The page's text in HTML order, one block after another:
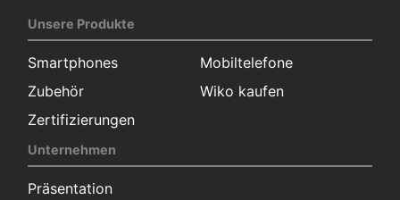
Unsere Produkte
Smartphones
Mobiltelefone
Zubehör
Wiko kaufen
Zertifizierungen
Unternehmen
Präsentation